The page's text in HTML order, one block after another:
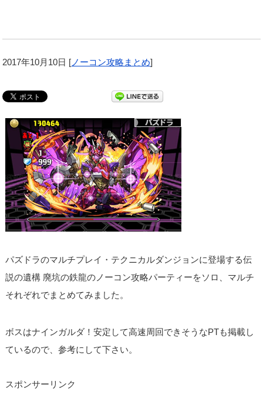
2017年10月10日 [ ノーコン攻略まとめ]
パズドラのマルチプレイ・テクニカルダンジョンに登場する伝
説の遺構 廃坑の鉄龍のノーコン攻略パーティーをソロ、マルチ
それぞれでまとめてみました。
ボスはナインガルダ！安定して高速周回できそうなPTも掲載し
ているので、参考にして下さい。
スポンサーリンク